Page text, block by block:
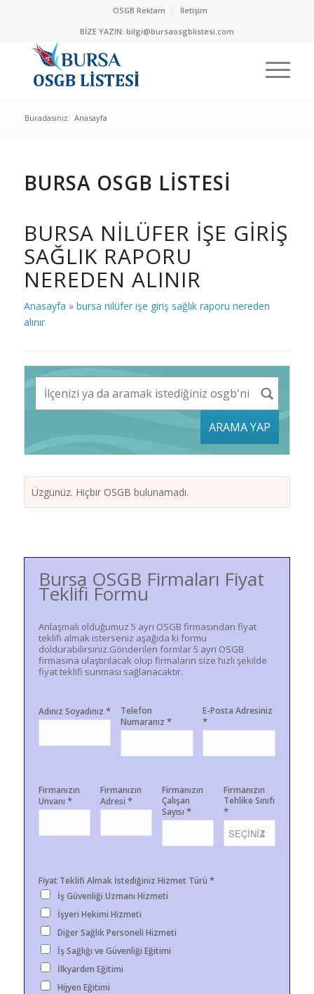
OSGB Reklam
İletişim
BİZE YAZIN: bilgi@bursaosgblistesi.com
Buradasınız: Anasayfa
BURSA OSGB LİSTESİ
BURSA NILÜFER IŞE GIRIŞ
SAĞLIK RAPORU
NEREDEN ALINIR
Anasayfa » bursa nilüfer işe giriş sağlık raporu nereden
alınır
ARAMA YAP
Üzgünüz. Hiçbir OSGB bulunamadı.
Bursa OSGB Firmaları Fiyat
Teklifi Formu
Anlaşmalı olduğumuz 5 ayrı OSGB firmasından fiyat
teklifi almak isterseniz aşağıda ki formu
doldurabilirsiniz.Gönderilen formlar 5 ayrı OSGB
firmasına ulaştırılacak olup firmaların size hızlı şekilde
fiyat teklifi sunması sağlanacaktır.
Adınız Soyadınız *
Telefon
Numaranız*
E-Posta Adresiniz
*
Firmanızın
Unvanı *
Firmanızın
Adresi *
Firmanızın
Çalışan
Sayısı *
Firmanızın
Tehlike Sınıfı
*
Fiyat Teklifi Almak İstediğiniz Hizmet Türü *
İş Güvenliği Uzmanı Hizmeti
İşyeri Hekimi Hizmeti
Diğer Sağlık Personeli Hizmeti
İş Sağlığı ve Güvenliği Eğitimi
İlkyardım Eğitimi
Hijyen Eğitimi